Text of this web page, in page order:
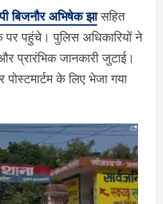
बिजनौर अभिषेक झासहित
पर पहुंचे। पुलिस अधिकारियों ने
प्रारंभिक जानकारी जुटाई।
के लिए भेजा गया